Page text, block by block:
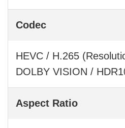
Codec
HEVC / H.265
DOLBY VISION /
Aspect Ratio